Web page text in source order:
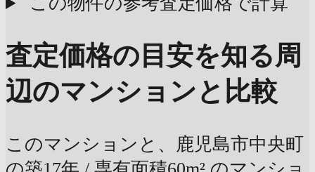
査定価格の目安を知る周
辺のマンションと比較
このマンションと、鹿児島市中央町